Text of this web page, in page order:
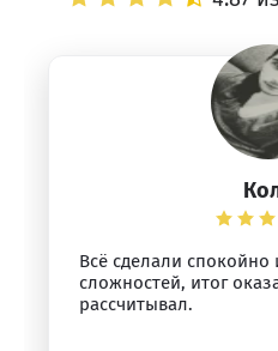
Всё сделали
сложностей, итог
рассчитывал.